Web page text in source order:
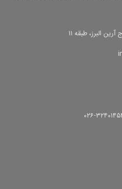
البرز، طبقه ۱۱